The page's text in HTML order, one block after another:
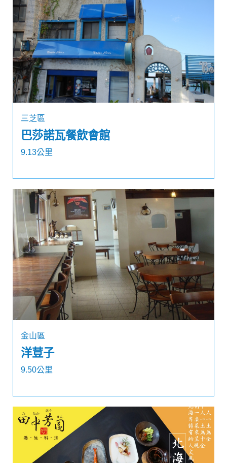
三芝區
巴莎諾瓦餐飲會館
9.13公里
金山區
洋荳子
9.50公里